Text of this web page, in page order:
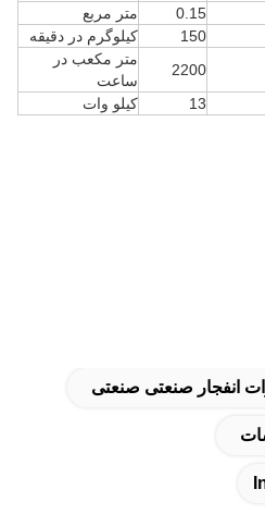
0.15
متر مربع
150
کیلوگرم در دقیقه
2200
متر مکعب در
ساعت
13
کیلو وات
انفجار صنعتی صنعتی